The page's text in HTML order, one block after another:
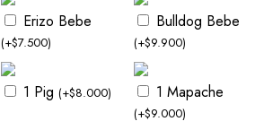
Erizo Bebe
(+$7.500)
Bulldog Bebe
(+$9.900)
1 Pig(+$8.000) 1 Mapache
(+$9.000)